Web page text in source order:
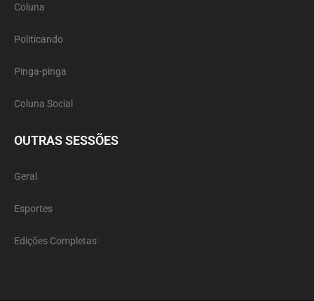
Coluna
Politicando
Pinga-pinga
Coluna Social
OUTRAS SESSÕES
Geral
Esportes
Edições Completas